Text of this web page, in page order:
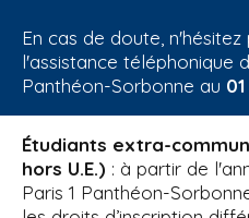
En cas de doute,
l'assistance téléphonique
Panthéon-Sorbonne au
Étudiants extra-
hors U.E.) : à partir de
Paris 1 Panthéon-